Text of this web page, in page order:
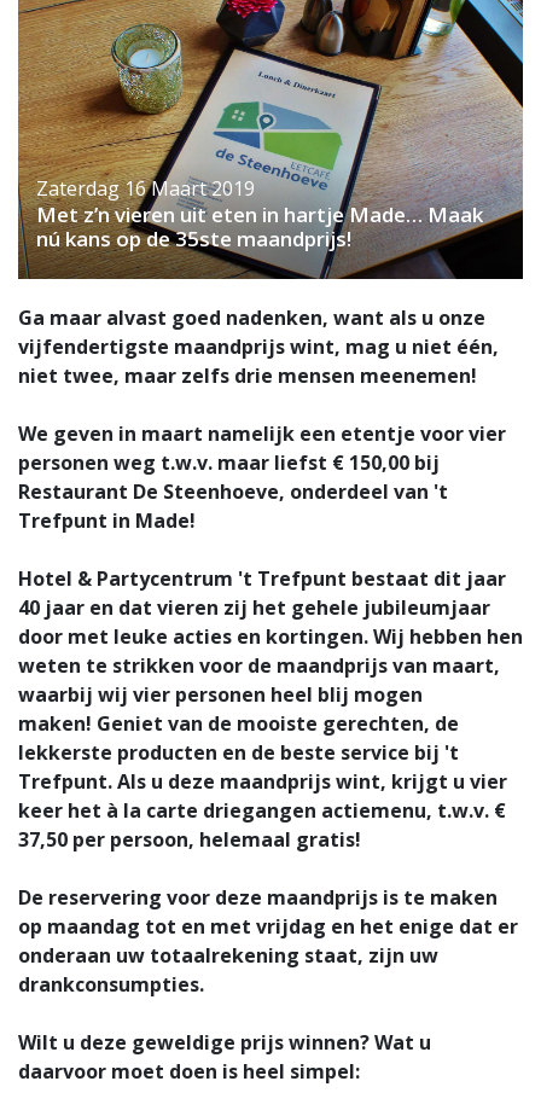
Zaterdag 16 Maart 2019
Met z’n vieren uit eten in hartje Made… Maak
nú kans op de 35ste maandprijs!
Ga maar alvast goed nadenken, want als u onze
vijfendertigste maandprijs wint, mag u niet één,
niet twee, maar zelfs drie mensen meenemen!
We geven in maart namelijk een etentje voor vier
personen weg t.w.v. maar liefst € 150,00 bij
Restaurant De Steenhoeve, onderdeel van 't
Trefpunt in Made!
Hotel & Partycentrum 't Trefpunt bestaat dit jaar
40 jaar en dat vieren zij het gehele jubileumjaar
door met leuke acties en kortingen. Wij hebben hen
weten te strikken voor de maandprijs van maart,
waarbij wij vier personen heel blij mogen
maken! Geniet van de mooiste gerechten, de
lekkerste producten en de beste service bij 't
Trefpunt. Als u deze maandprijs wint, krijgt u vier
keer het à la carte driegangen actiemenu, t.w.v. €
37,50 per persoon, helemaal gratis!
De reservering voor deze maandprijs is te maken
op maandag tot en met vrijdag en het enige dat er
onderaan uw totaalrekening staat, zijn uw
drankconsumpties.
Wilt u deze geweldige prijs winnen? Wat u
daarvoor moet doen is heel simpel: